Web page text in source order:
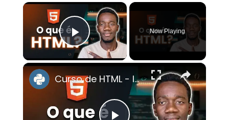
×
Play Video
Now Playing
×
Curso de HTML - Introdução ao HTML